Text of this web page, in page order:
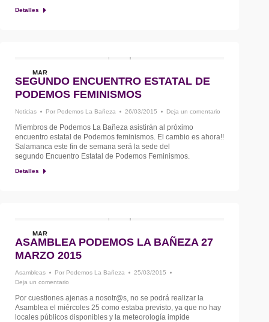
Detalles
MAR
26
SEGUNDO ENCUENTRO ESTATAL DE
PODEMOS FEMINISMOS
Noticias Por Podemos La Bañeza 26/03/2015 Deja un comentario
Miembros de Podemos La Bañeza asistirán al próximo
encuentro estatal de Podemos feminismos. El cambio es ahora!!
Salamanca este fin de semana será la sede del
segundo Encuentro Estatal de Podemos Feminismos.
Detalles
MAR
25
ASAMBLEA PODEMOS LA BAÑEZA 27
MARZO 2015
Asambleas Por Podemos La Bañeza
25/03/2015
Deja un comentario
Por cuestiones ajenas a nosotr@s, no se podrá realizar la
Asamblea el miércoles 25 como estaba previsto, ya que no hay
locales públicos disponibles y la meteorología impide